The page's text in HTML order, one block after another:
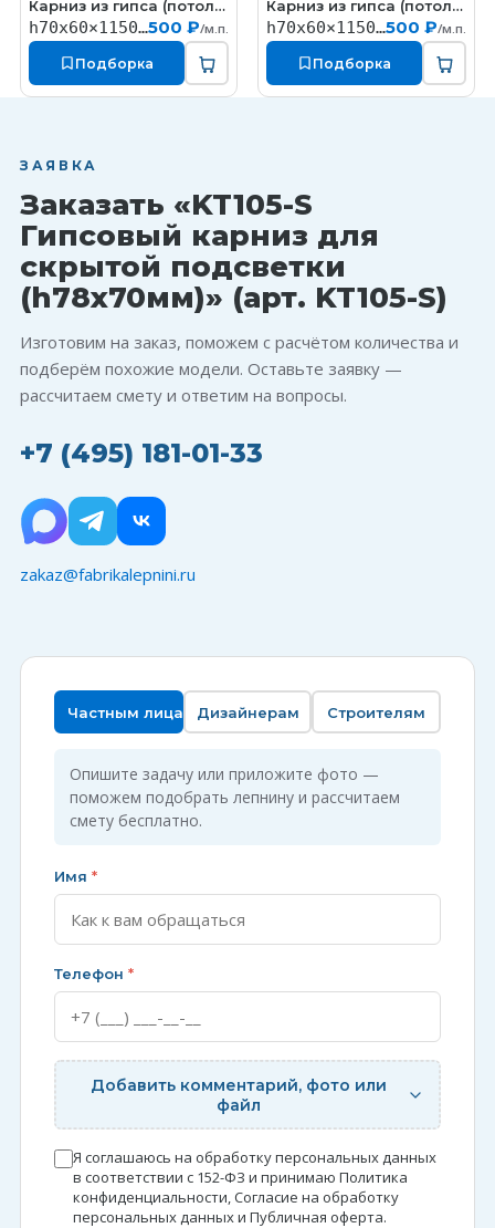
КT323Карниз из гипса (потолочный плинтус) (h70x60мм)
h70x60×1150мм500 ₽/м.п.
Подборка
КT327Карниз из гипса (потолочный плинтус) (h70x60мм)
h70x60×1150мм500 ₽/м.п.
Подборка
ЗАЯВКА
Заказать «KT105-S
Гипсовый карниз для
скрытой подсветки
(h78x70мм)» (арт. KT105-S)
Изготовим на заказ, поможем с расчётом количества и
подберём похожие модели. Оставьте заявку —
рассчитаем смету и ответим на вопросы.
+7 (495) 181-01-33
zakaz@fabrikalepnini.ru
Частным лицам Дизайнерам Строителям
Опишите задачу или приложите фото —
поможем подобрать лепнину и рассчитаем
смету бесплатно.
Имя *
Телефон *
Добавить комментарий, фото или
файл
Я соглашаюсь на обработку персональных данных
в соответствии с 152-ФЗ и принимаю Политика
конфиденциальности,Согласие на обработку
персональных данныхи Публичная оферта.